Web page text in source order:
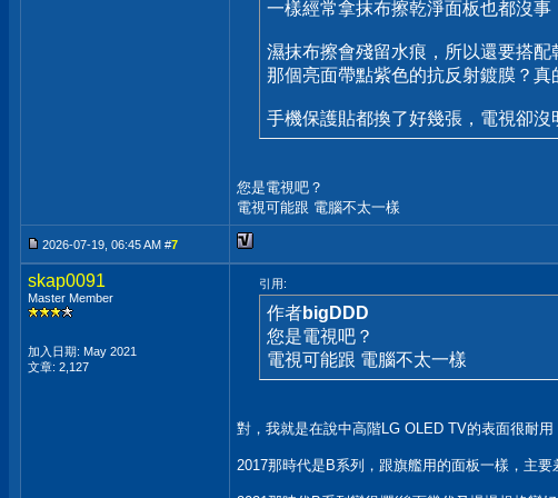
一樣經常拿抹布擦乾淨面板也都沒事
濕抹布擦會殘留水痕，所以還要搭配
那個亮面帶點紫色的抗反射鍍膜？真
手機保護貼都換了好幾張，電視卻沒
您是電視吧？
電視可能跟 電腦不太一樣
2026-07-19, 06:45 AM #7
skap0091
Master Member
加入日期: May 2021
文章: 2,127
引用:
作者bigDDD
您是電視吧？
電視可能跟 電腦不太一樣
對，我就是在說中高階LG OLED TV的表面很耐用
2017那時代是B系列，跟旗艦用的面板一樣，主要